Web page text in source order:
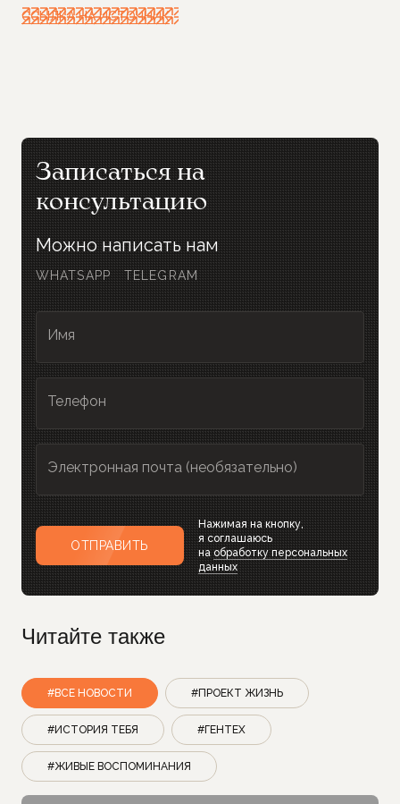
ССЫЛКА НА ИСТОЧНИК
Записаться на
консультацию
Можно написать нам
WHATSAPP TELEGRAM
Имя
Телефон
Электронная почта (необязательно)
ОТПРАВИТЬ
Нажимая на кнопку,
я соглашаюсь
на обработку персональных
данных
Читайте также
#ВСЕ НОВОСТИ #ПРОЕКТ ЖИЗНЬ
#ИСТОРИЯ ТЕБЯ #ГЕНТЕХ
#ЖИВЫЕ ВОСПОМИНАНИЯ